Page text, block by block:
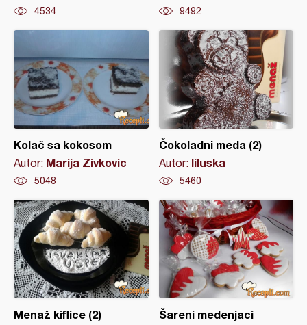
4534 9492
Kolač sa kokosom
Autor: Marija Zivkovic
5048
Čokoladni meda (2)
Autor: liluska
5460
Menaž kiflice (2) Šareni medenjaci